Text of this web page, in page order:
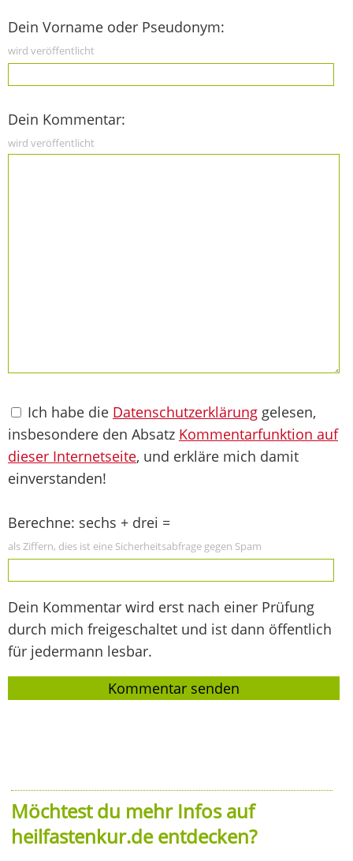
Dein Vorname oder Pseudonym:
wird veröffentlicht
Dein Kommentar:
wird veröffentlicht
Ich habe die Datenschutzerklärung gelesen,
insbesondere den Absatz Kommentarfunktion auf
dieser Internetseite, und erkläre mich damit
einverstanden!
Berechne: sechs + drei =
als Ziffern, dies ist eine Sicherheitsabfrage gegen Spam
Dein Kommentar wird erst nach einer Prüfung
durch mich freigeschaltet und ist dann öffentlich
für jedermann lesbar.
Möchtest du mehr Infos auf
heilfastenkur.de entdecken?